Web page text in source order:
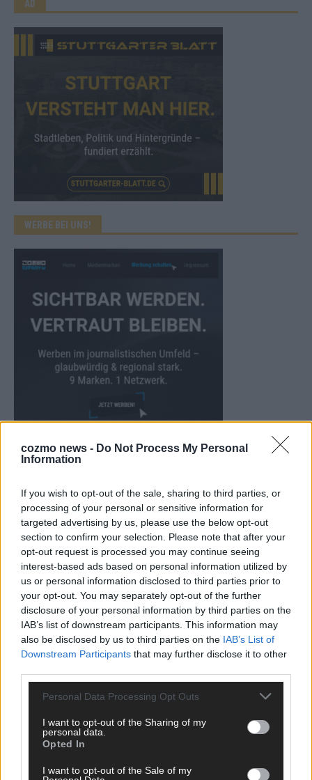
cozmo news - Do Not Process My Personal
Information
If you wish to opt-out of the sale, sharing to third parties, or
processing of your personal or sensitive information for
targeted advertising by us, please use the below opt-out
section to confirm your selection. Please note that after your
opt-out request is processed you may continue seeing
interest-based ads based on personal information utilized by
us or personal information disclosed to third parties prior to
your opt-out. You may separately opt-out of the further
disclosure of your personal information by third parties on the
IAB’s list of downstream participants. This information may
also be disclosed by us to third parties on the IAB’s List of
Downstream Participants that may further disclose it to other
Personal Data Processing Opt Outs
I want to opt-out of the Sharing of my
personal data.
Opted In
I want to opt-out of the Sale of my
AD
WERBE BEI UNS!
CHECK UNS AUF FACEBOOK
AD
DIREKT ZUM THEMA